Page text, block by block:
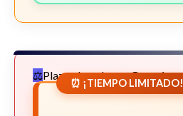
Plazos Legales en Georgia
⏰ ¡TIEMPO LIMITADO!